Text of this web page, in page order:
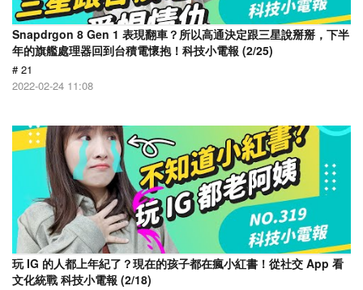
Snapdrgon 8 Gen 1 表現翻車？所以高通決定跟三星說掰掰，下半
年的旗艦處理器回到台積電懷抱！科技小電報 (2/25)
# 21
2022-02-24 11:08
玩 IG 的人都上年紀了？現在的孩子都在瘋小紅書！從社交 App 看
文化統戰 科技小電報 (2/18)